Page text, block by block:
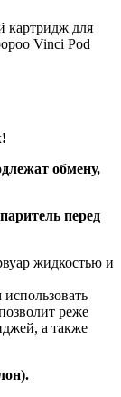
картридж для
Vinci Pod
обмену,
перед
жидкостью и
реже
а также